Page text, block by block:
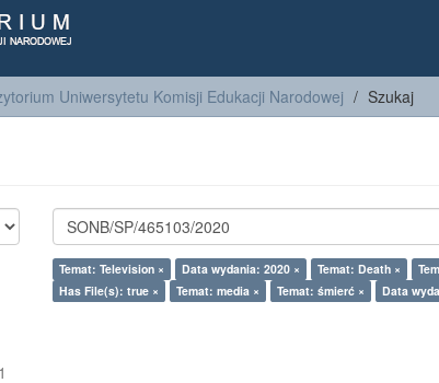
Uniwersytetu Komisji Edukacji Narodowej Szukaj
Temat: Television × Data wydania: 2020 × Temat: Death ×
Has File(s): true ×
Temat: media × Temat: śmierć × Data